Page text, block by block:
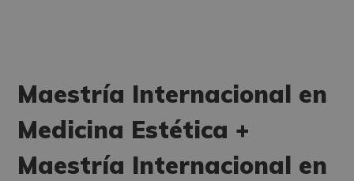
Maestría Internacional en
Medicina Estética +
Maestría Internacional en